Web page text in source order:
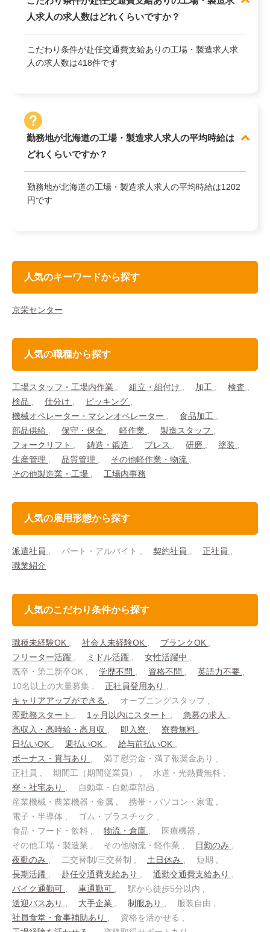
人求人の求人数はどれくらいですか？
こだわり条件が赴任交通費支給ありの工場・製造求人求
人の求人数は418件です
勤務地が北海道の工場・製造求人求人の平均時給は
どれくらいですか？
勤務地が北海道の工場・製造求人求人の平均時給は1202
円です
人気のキーワードから探す
京栄センター
人気の職種から探す
工場スタッフ・工場内作業 組立・組付け 加工
検査
検品
仕分け
ピッキング
機械オペレーター・マシンオペレーター
食品加工
部品供給
保守・保全 軽作業
製造スタッフ
フォークリフト
鋳造・鍛造 プレス 研磨
塗装
生産管理
品質管理
その他軽作業・物流
その他製造業・工場
工場内事務
人気の雇用形態から探す
派遣社員 パート・アルバイト 契約社員
正社員
職業紹介
人気のこだわり条件から探す
職種未経験OK 社会人未経験OK
ブランクOK
フリーター活躍
ミドル活躍
女性活躍中
既卒・第二新卒OK
学歴不問 資格不問
英語力不要
10名以上の大量募集
正社員登用あり
キャリアアップができる
オープニングスタッフ
即勤務スタート
1ヶ月以内にスタート
急募の求人
高収入・高時給・高月収
即入寮
寮費無料
日払いOK
週払いOK
給与前払いOK
ボーナス・賞与あり
満了慰労金・満了報奨金あり
正社員
期間工（期間従業員）
水道・光熱費無料
寮・社宅あり
自動車・自動車部品
産業機械・農業機器・金属
携帯・パソコン・家電
電子・半導体
ゴム・プラスチック
食品・フード・飲料
物流・倉庫
医療機器
その他工場・製造業
その他物流・軽作業
日勤のみ
夜勤のみ
二交替制/三交替制 土日休み
短期
長期活躍
赴任交通費支給あり
通勤交通費支給あり
バイク通勤可
車通勤可
駅から徒歩5分以内
送迎バスあり
大手企業 制服あり
服装自由
社員食堂・食事補助あり
資格を活かせる